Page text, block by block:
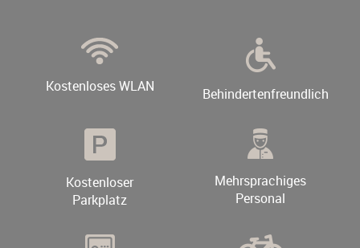
Kostenloses WLAN Behindertenfreundlich
Kostenloser
Parkplatz
Mehrsprachiges
Personal